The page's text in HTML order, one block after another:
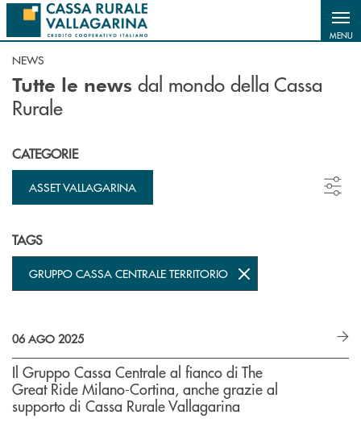
Salta al contenuto principale
MENU
NEWS
Tutte le news dal mondo della Cassa
Rurale
CATEGORIE
ASSET VALLAGARINA
TAGS
GRUPPO CASSA CENTRALE TERRITORIO
06 AGO 2025
Il Gruppo Cassa Centrale al fianco di The
Great Ride Milano-Cortina, anche grazie al
supporto di Cassa Rurale Vallagarina